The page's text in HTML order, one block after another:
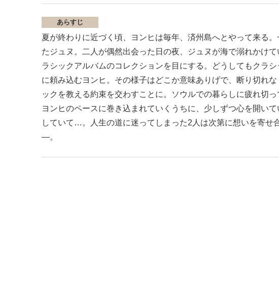
あらすじ
夏が終わりに近づく頃、ヨンヒは毎年、済州島へとやって来る
たジュヌ。二人が偶然出会った日の夜、ジュヌが海で溺れかけ
ラシックアルバムのコレクションを目にする。どうしてもクラ
に頼み込むヨンヒ。その様子はどこか意味ありげで、断り切れ
ックを教える約束を交わすことに。ソウルでの暮らしに疲れ切
ヨンヒのペースに巻き込まれていくうちに、少しずつ心を開い
していて…。人生の道に迷ってしまった2人は次第に想いを寄せ
―。